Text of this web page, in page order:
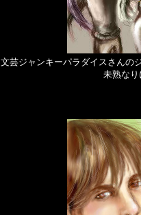
文芸ジャンキーパラダイスさんの
未熟な